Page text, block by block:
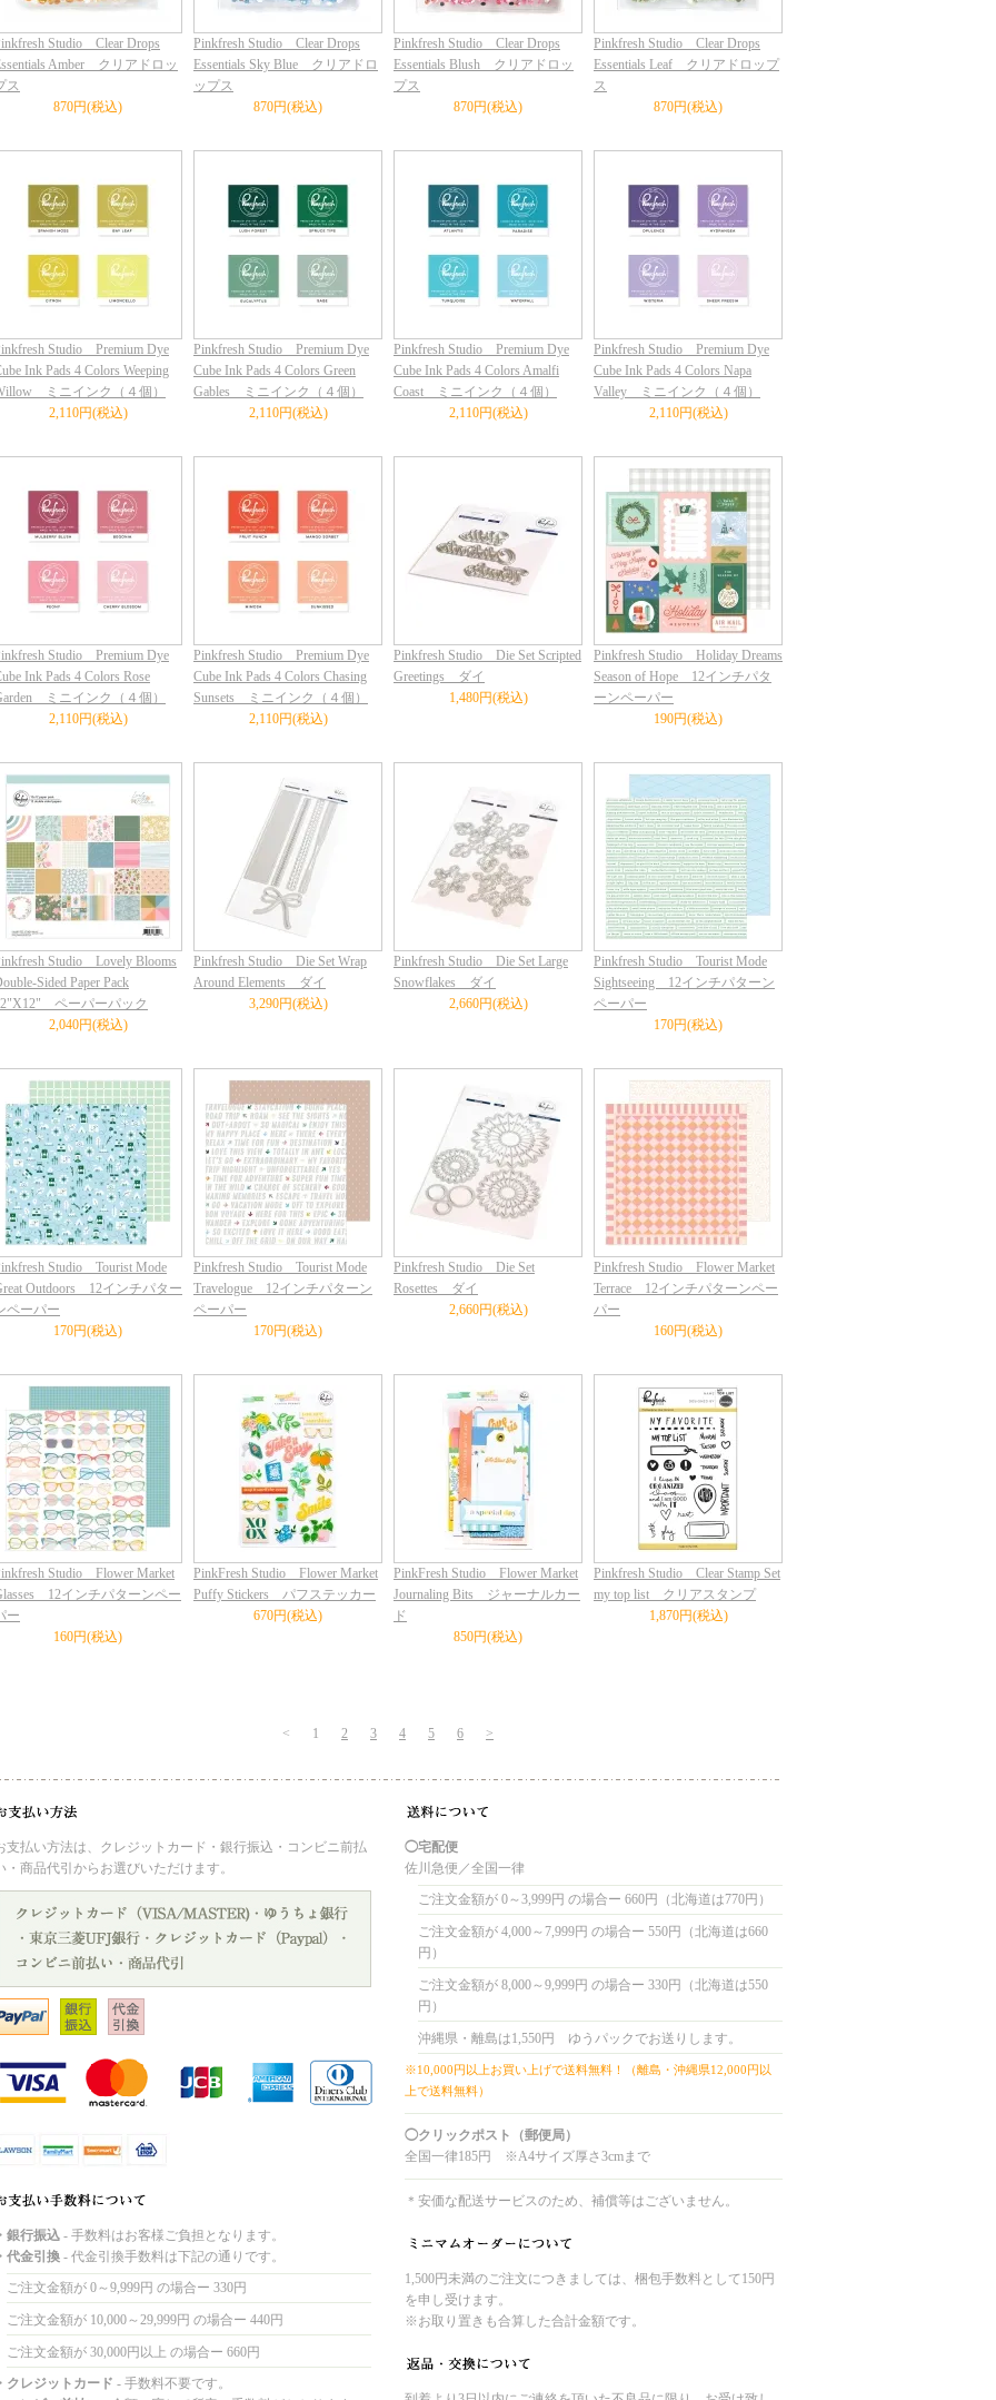
Studio Clear Drops
Amber クリアドロッ
ス
870円(税込)
Pinkfresh Studio Clear Drops
Essentials Sky Blue クリアドロ
ップス
870円(税込)
Pinkfresh Studio Clear Drops
Essentials Blush クリアドロッ
プス
870円(税込)
Pinkfresh Studio Clear Drops
Essentials Leaf クリアドロップ
ス
870円(税込)
Studio Premium Dye
Ink Pads 4 Colors Weeping
ミニインク（４個）
2,110円(税込)
Pinkfresh Studio Premium Dye
Cube Ink Pads 4 Colors Green
Gables ミニインク（４個）
2,110円(税込)
Pinkfresh Studio Premium Dye
Cube Ink Pads 4 Colors Amalfi
Coast ミニインク（４個）
2,110円(税込)
Pinkfresh Studio Premium Dye
Cube Ink Pads 4 Colors Napa
Valley ミニインク（４個）
2,110円(税込)
Studio Premium Dye
Ink Pads 4 Colors Rose
ミニインク（４個）
2,110円(税込)
Pinkfresh Studio Premium Dye
Cube Ink Pads 4 Colors Chasing
Sunsets ミニインク（４個）
2,110円(税込)
Pinkfresh Studio Die Set Scripted
Greetings ダイ
1,480円(税込)
Pinkfresh Studio Holiday Dreams
Season of Hope 12インチパタ
ーンペーパー
190円(税込)
Studio Lovely Blooms
Sided Paper Pack
ペーパーパック
2,040円(税込)
Pinkfresh Studio Die Set Wrap
Around Elements ダイ
3,290円(税込)
Pinkfresh Studio Die Set Large
Snowflakes ダイ
2,660円(税込)
Pinkfresh Studio Tourist Mode
Sightseeing 12インチパターン
ペーパー
170円(税込)
Studio Tourist Mode
Outdoors 12インチパター
ペーパー
170円(税込)
Pinkfresh Studio Tourist Mode
Travelogue 12インチパターン
ペーパー
170円(税込)
Pinkfresh Studio Die Set
Rosettes ダイ
2,660円(税込)
Pinkfresh Studio Flower Market
Terrace 12インチパターンペー
パー
160円(税込)
Studio Flower Market
12インチパターンペー
ー
160円(税込)
PinkFresh Studio Flower Market
Puffy Stickers パフステッカー
670円(税込)
PinkFresh Studio Flower Market
Journaling Bits ジャーナルカー
ド
850円(税込)
Pinkfresh Studio Clear Stamp Set
my top list クリアスタンプ
1,870円(税込)
< 1 2 3 4 5 6 >
支払い方法は、クレジットカード・銀行振込・コンビニ前払
・商品代引からお選びいただけます。
銀行振込 - 手数料はお客様ご負担となります。
代金引換 - 代金引換手数料は下記の通りです。
ご注文金額が 0～9,999円 の場合ー 330円
ご注文金額が 10,000～29,999円 の場合ー 440円
ご注文金額が 30,000円以上 の場合ー 660円
クレジットカード - 手数料不要です。
◯宅配便
佐川急便／全国一律
ご注文金額が 0～3,999円 の場合ー 660円（北海道は770円）
ご注文金額が 4,000～7,999円 の場合ー 550円（北海道は660
円）
ご注文金額が 8,000～9,999円 の場合ー 330円（北海道は550
円）
沖縄県・離島は1,550円 ゆうパックでお送りします。
※10,000円以上お買い上げで送料無料！（離島・沖縄県12,000円以
上で送料無料）
◯クリックポスト（郵便局）
全国一律185円 ※A4サイズ厚さ3cmまで
＊安価な配送サービスのため、補償等はございません。
1,500円未満のご注文につきましては、梱包手数料として150円
を申し受けます。
※お取り置きも合算した合計金額です。